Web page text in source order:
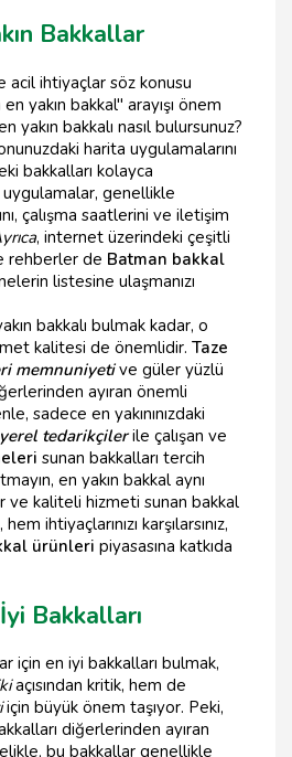
Bakkallar
acil ihtiyaçlar söz konusu
yakın bakkal" arayışı önem
yakın bakkalı nasıl bulursunuz?
harita uygulamalarını
bakkalları kolayca
genellikle
çalışma saatlerini ve iletişim
, internet üzerindeki çeşitli
rehberler de Batman bakkal
listesine ulaşmanızı
bakkalı bulmak kadar, o
kalitesi de önemlidir. Taze
memnuniyetive güler yüzlü
ayıran önemli
sadece en yakınınızdaki
yerel tedarikçilerile çalışan ve
sunan bakkalları tercih
en yakın bakkal aynı
ve kaliteli hizmeti sunan bakkal
ihtiyaçlarınızı karşılarsınız,
ürünleri piyasasına katkıda
Bakkalları
için en iyi bakkalları bulmak,
açısından kritik, hem de
için büyük önem taşıyor. Peki,
diğerlerinden ayıran
bu bakkallar genellikle